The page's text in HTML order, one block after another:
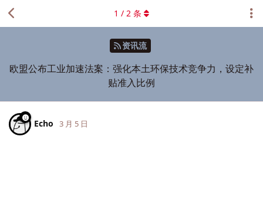
资讯流
欧盟公布工业加速法案：强化本土环保技术竞争力，设定补
贴准入比例
1 / 2 条
Echo 3 月 5 日